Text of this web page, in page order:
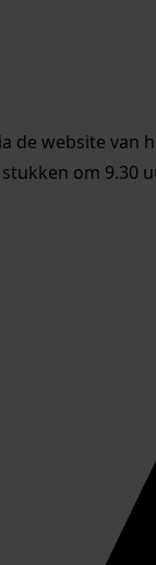
de website van
om 9.30